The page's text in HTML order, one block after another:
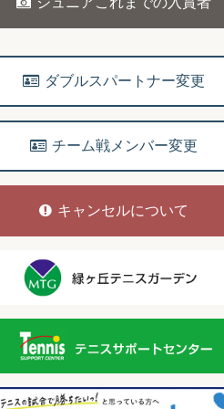
ダブルスパートナー変更
チーム戦メンバー変更
キャンセルについて